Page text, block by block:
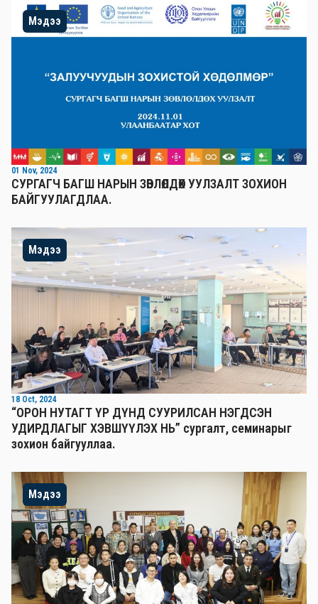
Мэдээ
01 Nov, 2024
СУРГАГЧ БАГШ НАРЫН ЗӨВЛӨЛДӨХ УУЛЗАЛТ ЗОХИОН
БАЙГУУЛАГДЛАА.
Мэдээ
18 Oct, 2024
“ОРОН НУТАГТ ҮР ДҮНД СУУРИЛСАН НЭГДСЭН
УДИРДЛАГЫГ ХЭВШҮҮЛЭХ НЬ” сургалт, семинарыг
зохион байгууллаа.
Мэдээ